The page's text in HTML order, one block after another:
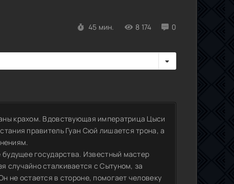
45 мин. 8 174 0
крахом. Вдовствующая императрица Цыси
правитель Гуан Сюй лишается трона, а
государства. Известный мастер
случайно сталкивается с Сытуном, за
не остается в стороне, помогает человеку